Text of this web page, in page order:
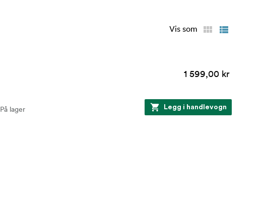
Vis som
1 599,00 kr
På lager Legg i handlevogn